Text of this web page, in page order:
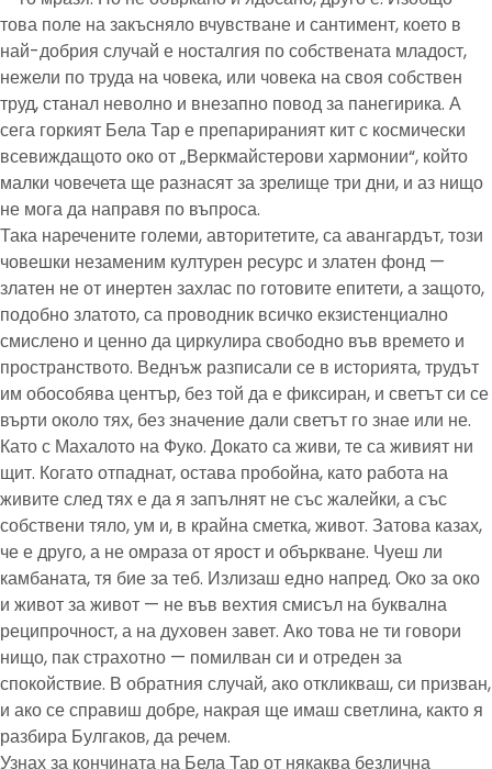
това поле на закъсняло вчувстване и сантимент, което в
най-добрия случай е носталгия по собствената младост,
нежели по труда на човека, или човека на своя собствен
труд, станал неволно и внезапно повод за панегирика. А
сега горкият Бела Тар е препарираният кит с космически
всевиждащото око от „Веркмайстерови хармонии“, който
малки човечета ще разнасят за зрелище три дни, и аз нищо
не мога да направя по въпроса.
Така наречените големи, авторитетите, са авангардът, този
човешки незаменим културен ресурс и златен фонд —
златен не от инертен захлас по готовите епитети, а защото,
подобно златото, са проводник всичко екзистенциално
смислено и ценно да циркулира свободно във времето и
пространството. Веднъж разписали се в историята, трудът
им обособява център, без той да е фиксиран, и светът си се
върти около тях, без значение дали светът го знае или не.
Като с Махалото на Фуко. Докато са живи, те са живият ни
щит. Когато отпаднат, остава пробойна, като работа на
живите след тях е да я запълнят не със жалейки, а със
собствени тяло, ум и, в крайна сметка, живот. Затова казах,
че е друго, а не омраза от ярост и объркване. Чуеш ли
камбаната, тя бие за теб. Излизаш едно напред. Око за око
и живот за живот — не във вехтия смисъл на буквална
реципрочност, а на духовен завет. Ако това не ти говори
нищо, пак страхотно — помилван си и отреден за
спокойствие. В обратния случай, ако откликваш, си призван,
и ако се справиш добре, накрая ще имаш светлина, както я
разбира Булгаков, да речем.
Узнах за кончината на Бела Тар от някаква безлична